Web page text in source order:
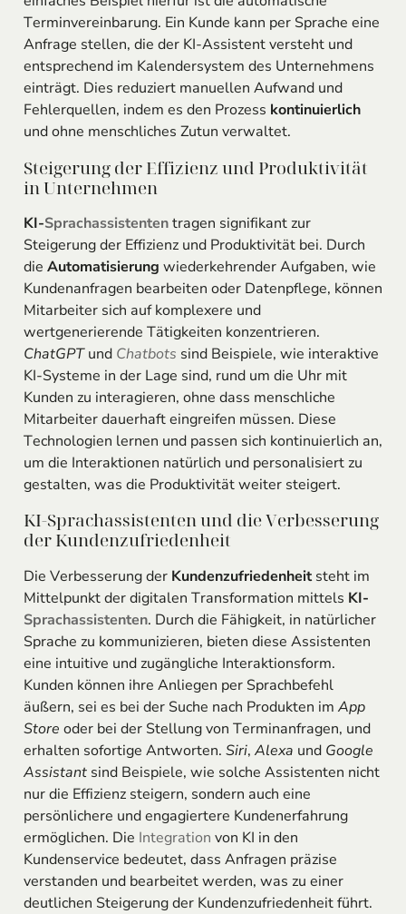
Terminvereinbarung. Ein Kunde kann per Sprache eine
Anfrage stellen, die der KI-Assistent versteht und
entsprechend im Kalendersystem des Unternehmens
einträgt. Dies reduziert manuellen Aufwand und
Fehlerquellen, indem es den Prozess kontinuierlich
und ohne menschliches Zutun verwaltet.
Steigerung der Effizienz und Produktivität
in Unternehmen
KI-Sprachassistententragen signifikant zur
Steigerung der Effizienz und Produktivität bei. Durch
die Automatisierung wiederkehrender Aufgaben, wie
Kundenanfragen bearbeiten oder Datenpflege, können
Mitarbeiter sich auf komplexere und
wertgenerierende Tätigkeiten konzentrieren.
ChatGPTund Chatbots sind Beispiele, wie interaktive
KI-Systeme in der Lage sind, rund um die Uhr mit
Kunden zu interagieren, ohne dass menschliche
Mitarbeiter dauerhaft eingreifen müssen. Diese
Technologien lernen und passen sich kontinuierlich an,
um die Interaktionen natürlich und personalisiert zu
gestalten, was die Produktivität weiter steigert.
KI-Sprachassistenten und die Verbesserung
der Kundenzufriedenheit
Die Verbesserung der Kundenzufriedenheitsteht im
Mittelpunkt der digitalen Transformation mittels KI-
Sprachassistenten. Durch die Fähigkeit, in natürlicher
Sprache zu kommunizieren, bieten diese Assistenten
eine intuitive und zugängliche Interaktionsform.
Kunden können ihre Anliegen per Sprachbefehl
äußern, sei es bei der Suche nach Produkten im App
Store oder bei der Stellung von Terminanfragen, und
erhalten sofortige Antworten. Siri, Alexa und Google
Assistantsind Beispiele, wie solche Assistenten nicht
nur die Effizienz steigern, sondern auch eine
persönlichere und engagiertere Kundenerfahrung
ermöglichen. Die Integration von KI in den
Kundenservice bedeutet, dass Anfragen präzise
verstanden und bearbeitet werden, was zu einer
deutlichen Steigerung der Kundenzufriedenheit führt.